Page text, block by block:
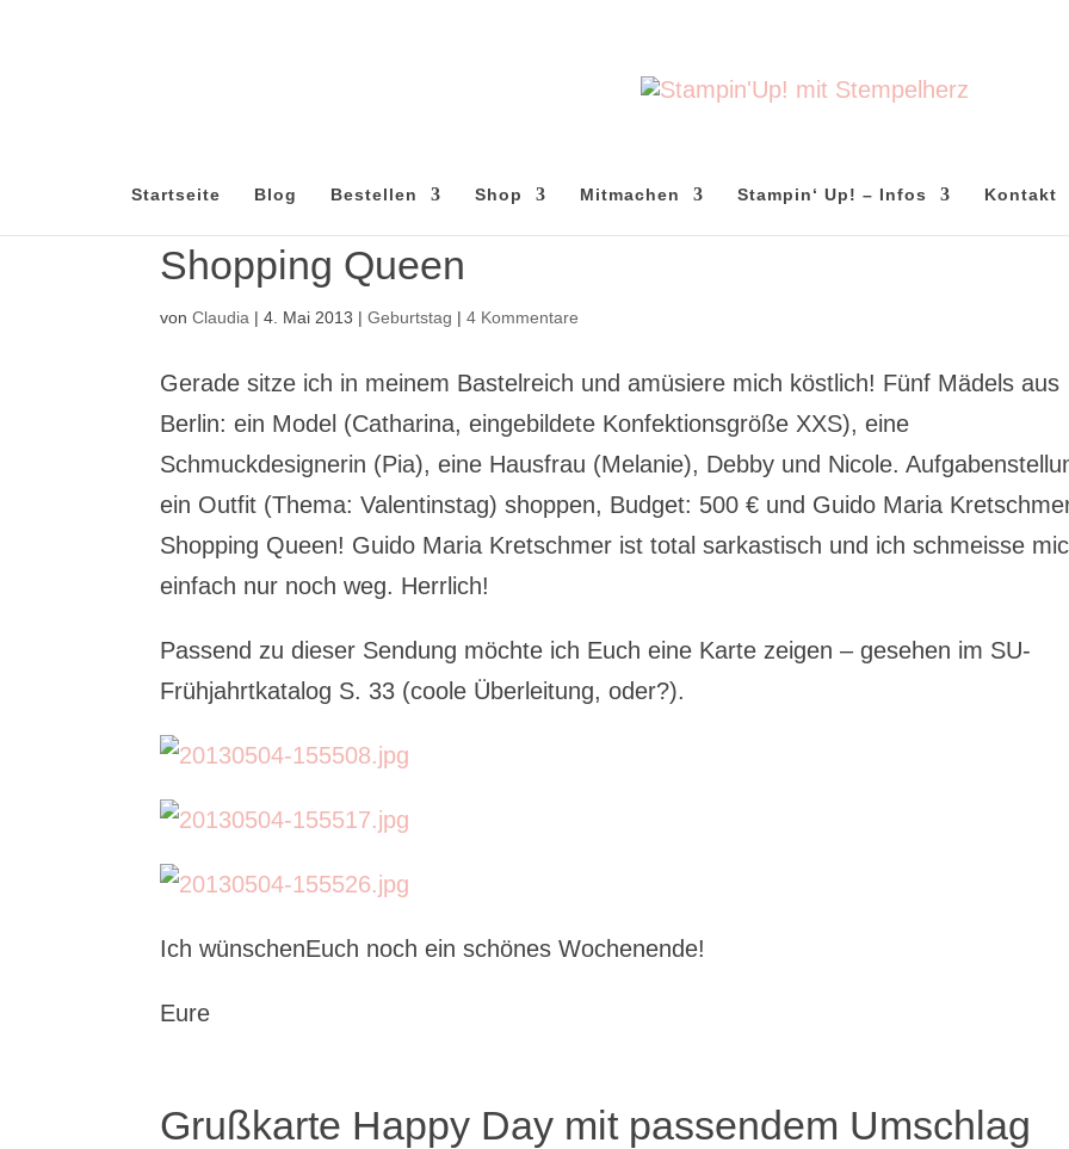
Startseite Blog Bestellen Shop Mitmachen Stampin‘ Up! – Infos Kontakt
Shopping Queen
vonClaudia |4. Mai 2013 |Geburtstag |4 Kommentare
Gerade sitze ich in meinem Bastelreich und amüsiere mich köstlich! Fünf Mädels aus
Berlin: ein Model (Catharina, eingebildete Konfektionsgröße XXS), eine
Schmuckdesignerin (Pia), eine Hausfrau (Melanie), Debby und Nicole.
ein Outfit (Thema: Valentinstag) shoppen, Budget: 500 € und Guido Maria
Shopping Queen! Guido Maria Kretschmer ist total sarkastisch und ich schmeisse
einfach nur noch weg. Herrlich!
Passend zu dieser Sendung möchte ich Euch eine Karte zeigen – gesehen im SU-
Frühjahrtkatalog S. 33 (coole Überleitung, oder?).
Ich wünschenEuch noch ein schönes Wochenende!
Eure
Grußkarte Happy Day mit passendem Umschlag